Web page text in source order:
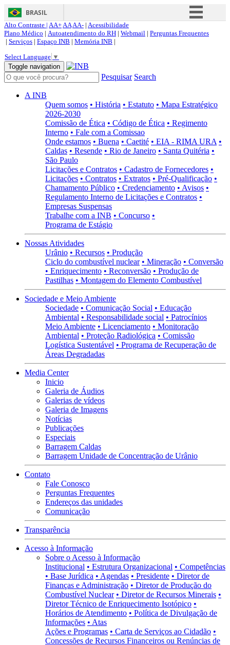
BRASIL
Simplifique!
Acesso à informação
Canais
Alto Contraste | AA+AAAA- | Acessibilidade
Plano Médico | Autoatendimento do RH | Webmail | Perguntas Frequentes
| Serviços | Espaço INB | Memória INB |
Select Language ▼
Toggle navigation
Pesquisar Search
A INB
Quem somos • História • Estatuto • Mapa Estratégico
2026-2030
Comissão de Ética • Código de Ética • Regimento
Interno • Fale com a Comissao
Onde estamos • Buena • Caetité • EIA - RIMA URA •
Caldas • Resende • Rio de Janeiro • Santa Quitéria •
São Paulo
Licitações e Contratos • Cadastro de Fornecedores •
Licitações • Contratos • Extratos • Pré-Qualificação •
Chamamento Público • Credenciamento • Avisos •
Regulamento Interno de Licitações e Contratos •
Empresas Suspensas
Trabalhe com a INB • Concurso •
Programa de Estágio
Nossas Atividades
Urânio • Recursos • Produção
Ciclo do combustível nuclear • Mineração • Conversão
• Enriquecimento • Reconversão • Produção de
Pastilhas • Montagem do Elemento Combustível
Sociedade e Meio Ambiente
Sociedade • Comunicação Social • Educação
Ambiental • Responsabilidade social • Patrocínios
Meio Ambiente • Licenciamento • Monitoração
Ambiental • Proteção Radiológica • Comissão
Logística Sustentável • Programa de Recuperação de
Áreas Degradadas
Media Center
Inicio
Galeria de Áudios
Galerias de vídeos
Galeria de Imagens
Notícias
Publicações
Especiais
Barragem Caldas
Barragem Unidade de Concentração de Urânio
Contato
Fale Conosco
Perguntas Frequentes
Endereços das unidades
Comunicação
Transparência
Acesso à Informação
Sobre o Acesso à Informação
Institucional • Estrutura Organizacional • Competências
• Base Jurídica • Agendas • Presidente • Diretor de
Finanças e Administração • Diretor de Produção do
Combustível Nuclear • Diretor de Recursos Minerais •
Diretor Técnico de Enriquecimento Isotópico •
Horários de Atendimento • Política de Divulgação de
Informações • Atas
Ações e Programas • Carta de Serviços ao Cidadão •
Concessões de Recursos Financeiros ou Renúncias de